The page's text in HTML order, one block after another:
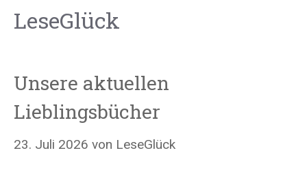
LeseGlück
Unsere aktuellen
Lieblingsbücher
23. Juli 2026 von LeseGlück